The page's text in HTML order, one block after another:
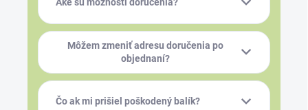
Aké sú možnosti doručenia?
Môžem zmeniť adresu doručenia po
objednaní?
Čo ak mi prišiel poškodený balík?